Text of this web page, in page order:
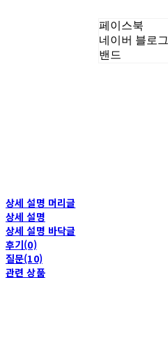
페이스북
네이버 블로그
밴드
상세 설명 머리글
상세 설명
상세 설명 바닥글
후기(0)
질문(10)
관련 상품